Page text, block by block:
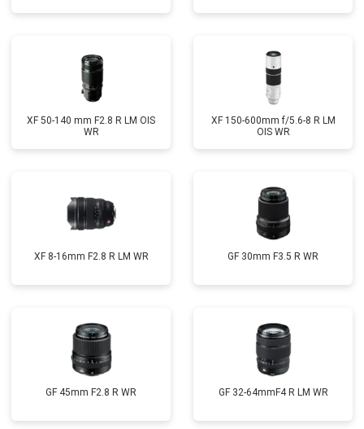
XF 50-140 mm F2.8 R LM OIS
WR
XF 150-600mm f/5.6-8 R LM
OIS WR
XF 8-16mm F2.8 R LM WR GF 30mm F3.5 R WR
GF 45mm F2.8 R WR GF 32-64mmF4 R LM WR